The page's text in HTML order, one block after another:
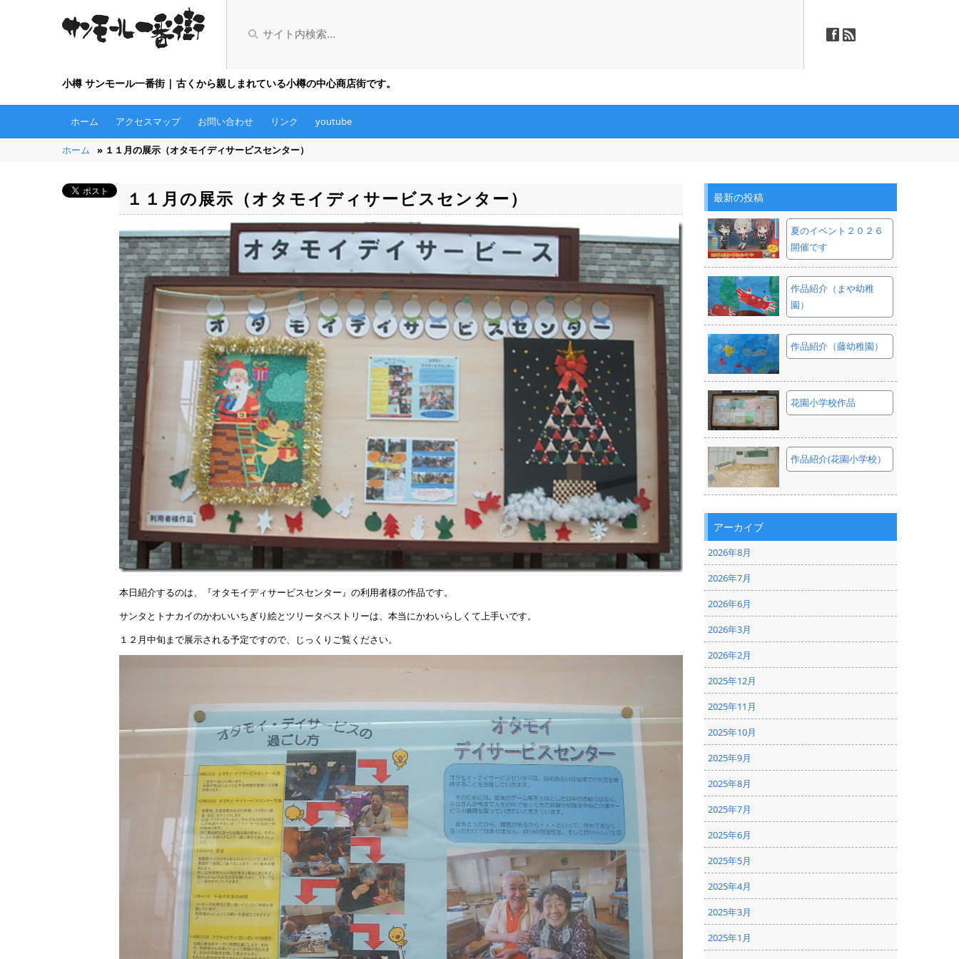
ä ñ
小樽 サンモール一番街 | 古くから親しまれている小樽の中心商店街です。
ホーム アクセスマップ お問い合わせ リンク youtube
ホーム » １１月の展示（オタモイディサービスセンター）
１１月の展示（オタモイディサービスセンター）
本日紹介するのは、『オタモイディサービスセンター』の利用者様の作品です。
サンタとトナカイのかわいいちぎり絵とツリータペストリーは、本当にかわいらしくて上手いです。
１２月中旬まで展示される予定ですので、じっくりご覧ください。
最新の投稿
夏のイベント２０２６
開催です
作品紹介（まや幼稚
園）
作品紹介（藤幼稚園）
花園小学校作品
作品紹介(花園小学校）
アーカイブ
2026年8月
2026年7月
2026年6月
2026年3月
2026年2月
2025年12月
2025年11月
2025年10月
2025年9月
2025年8月
2025年7月
2025年6月
2025年5月
2025年4月
2025年3月
2025年1月